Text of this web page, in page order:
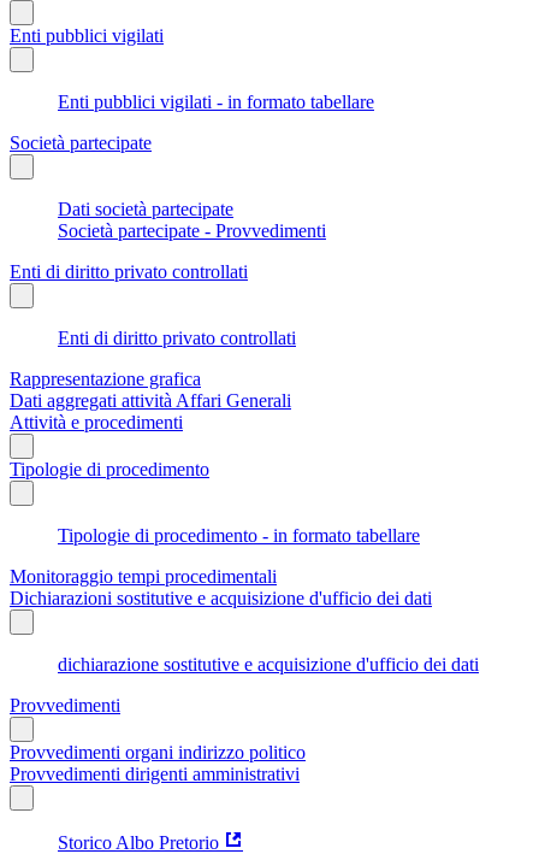
Enti pubblici vigilati
Enti pubblici vigilati - in formato tabellare
Società partecipate
Dati società partecipate
Società partecipate - Provvedimenti
Enti di diritto privato controllati
Enti di diritto privato controllati
Rappresentazione grafica
Dati aggregati attività Affari Generali
Attività e procedimenti
Tipologie di procedimento
Tipologie di procedimento - in formato tabellare
Monitoraggio tempi procedimentali
Dichiarazioni sostitutive e acquisizione d'ufficio dei dati
dichiarazione sostitutive e acquisizione d'ufficio dei dati
Provvedimenti
Provvedimenti organi indirizzo politico
Provvedimenti dirigenti amministrativi
Storico Albo Pretorio